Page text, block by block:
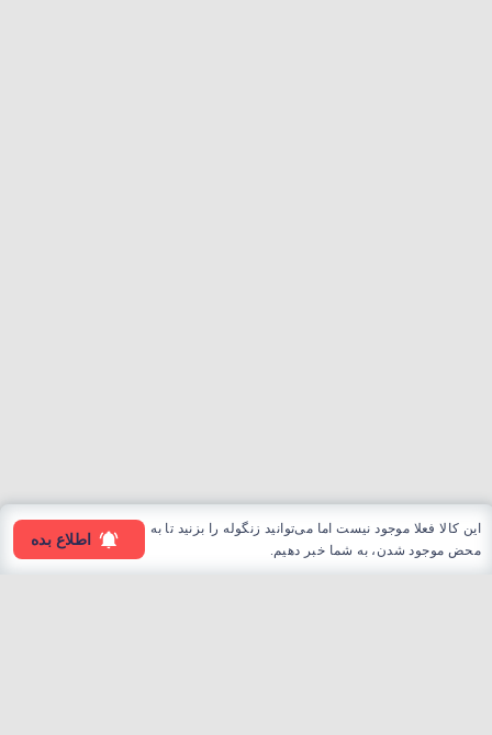
این کالا فعلا موجود نیست اما می‌توانید زنگوله را بزنید تا به
محض موجود شدن، به شما خبر دهیم.
اطلاع بده